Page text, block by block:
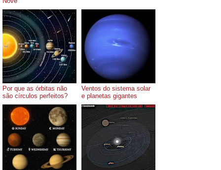
Por que as órbitas não
são círculos perfeitos?
Ventos do sistema solar
e planetas gigantes